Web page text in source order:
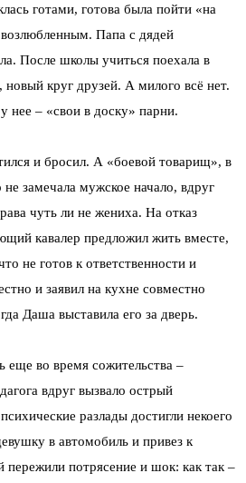
готами, готова была пойти «на
Папа с дядей
После школы учиться поехала в
новый круг друзей. А милого всё нет.
– «свои в доску» парни.
и бросил. А «боевой товарищ», в
замечала мужское начало, вдруг
чуть ли не жениха. На отказ
кавалер предложил жить вместе,
не готов к ответственности и
и заявил на кухне совместно
Даша выставила его за дверь.
еще во время сожительства –
вдруг вызвало острый
разлады достигли некоего
в автомобиль и привез к
потрясение и шок: как так –